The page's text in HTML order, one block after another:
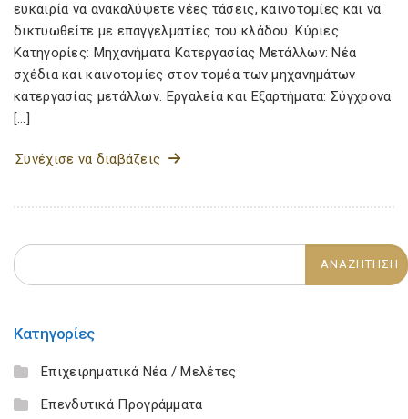
ευκαιρία να ανακαλύψετε νέες τάσεις, καινοτομίες και να
δικτυωθείτε με επαγγελματίες του κλάδου. Κύριες
Κατηγορίες: Μηχανήματα Κατεργασίας Μετάλλων: Νέα
σχέδια και καινοτομίες στον τομέα των μηχανημάτων
κατεργασίας μετάλλων. Εργαλεία και Εξαρτήματα: Σύγχρονα
[…]
Συνέχισε να διαβάζεις
Κατηγορίες
Επιχειρηματικά Νέα / Μελέτες
Επενδυτικά Προγράμματα